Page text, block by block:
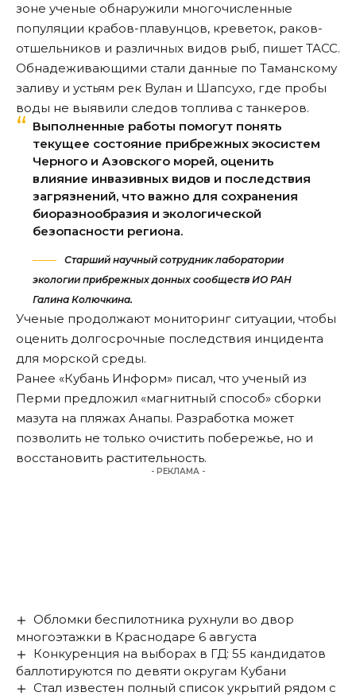
зоне ученые обнаружили многочисленные
популяции крабов-плавунцов, креветок, раков-
отшельников и различных видов рыб, пишет ТАСС.
Обнадеживающими стали данные по Таманскому
заливу и устьям рек Вулан и Шапсухо, где пробы
воды не выявили следов топлива с танкеров.
Выполненные работы помогут понять
текущее состояние прибрежных экосистем
Черного и Азовского морей, оценить
влияние инвазивных видов и последствия
загрязнений, что важно для сохранения
биоразнообразия и экологической
безопасности региона.
Старший научный сотрудник лаборатории
экологии прибрежных донных сообществ ИО РАН
Галина Колючкина.
Ученые продолжают мониторинг ситуации, чтобы
оценить долгосрочные последствия инцидента
для морской среды.
Ранее «Кубань Информ» писал, что ученый из
Перми предложил «магнитный способ» сборки
мазута на пляжах Анапы. Разработка может
позволить не только очистить побережье, но и
восстановить растительность.
- РЕКЛАМА -
Обломки беспилотника рухнули во двор
многоэтажки в Краснодаре 6 августа
Конкуренция на выборах в ГД: 55 кандидатов
баллотируются по девяти округам Кубани
Стал известен полный список укрытий рядом с